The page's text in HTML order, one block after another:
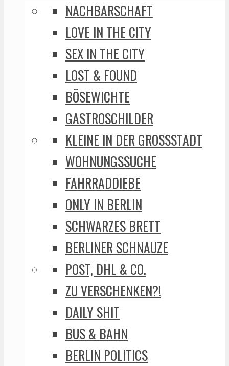
NACHBARSCHAFT
LOVE IN THE CITY
SEX IN THE CITY
LOST & FOUND
BÖSEWICHTE
GASTROSCHILDER
KLEINE IN DER GROSSSTADT
WOHNUNGSSUCHE
FAHRRADDIEBE
ONLY IN BERLIN
SCHWARZES BRETT
BERLINER SCHNAUZE
POST, DHL & CO.
ZU VERSCHENKEN?!
DAILY SHIT
BUS & BAHN
BERLIN POLITICS